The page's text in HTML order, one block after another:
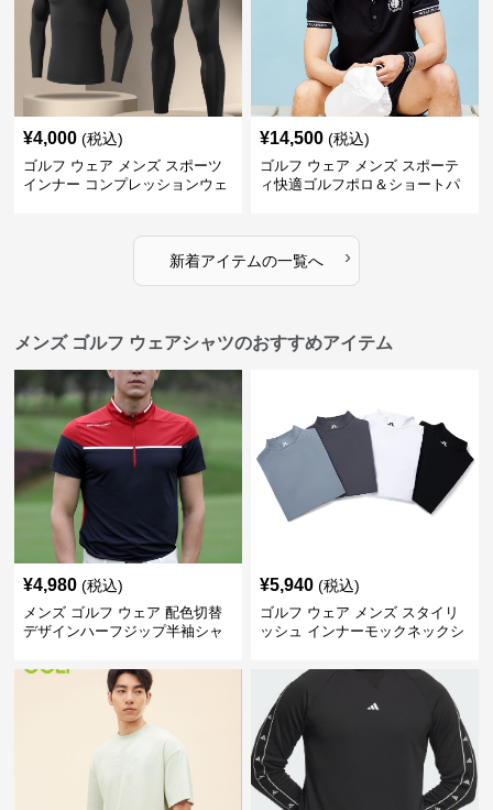
¥4,000 (税込)
ゴルフ ウェア メンズ スポーツ
インナー コンプレッションウェ
¥14,500 (税込)
ゴルフ ウェア メンズ スポーテ
ィ快適ゴルフポロ＆ショートパ
新着アイテムの一覧へ ›
メンズ ゴルフ ウェアシャツのおすすめアイテム
¥4,980 (税込)
メンズ ゴルフ ウェア 配色切替
デザインハーフジップ半袖シャ
¥5,940 (税込)
ゴルフ ウェア メンズ スタイリ
ッシュ インナーモックネックシ